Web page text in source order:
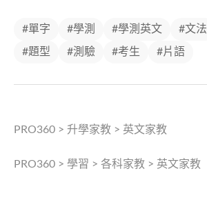
#單字 #學測 #學測英文 #文法
#題型 #測驗 #考生 #片語
PRO360 > 升學家教 > 英文家教
PRO360 > 學習 > 各科家教 > 英文家教